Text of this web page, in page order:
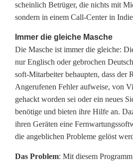
0
u
r
o
schein­lich Betrüger, die nichts mit
sondern in einem Call-Center in
Immer die gleiche Masche
Die Masche ist immer die gleiche:
nur Englisch oder gebrochen
soft-Mit­ar­bei­ter behaupten, dass der
Angerufenen Fehler aufweise, von
gehackt worden sei oder ein neues
benötige und bieten ihre Hilfe an.
ihren Geräten eine
die angeblichen Probleme gelöst
Das Problem: Mit diesem